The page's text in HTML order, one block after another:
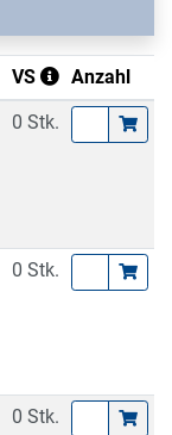
VS Anzahl
0 Stk.
0 Stk.
0 Stk.